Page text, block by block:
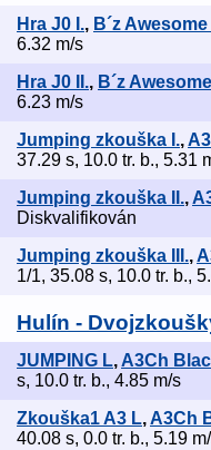
Hra J0 I., B´z
6.32 m/s
Hra J0 II., B´z
6.23 m/s
Jumping zkouška I.,
37.29 s, 10.0 tr. b., 5.31
Jumping zkouška II.,
Diskvalifikován
Jumping zkouška III.,
1/1, 35.08 s, 10.0 tr. b.,
Hulín -
JUMPING L, A3Ch
s, 10.0 tr. b., 4.85 m/s
Zkouška1 A3 L,A3Ch
40.08 s, 0.0 tr. b., 5.19